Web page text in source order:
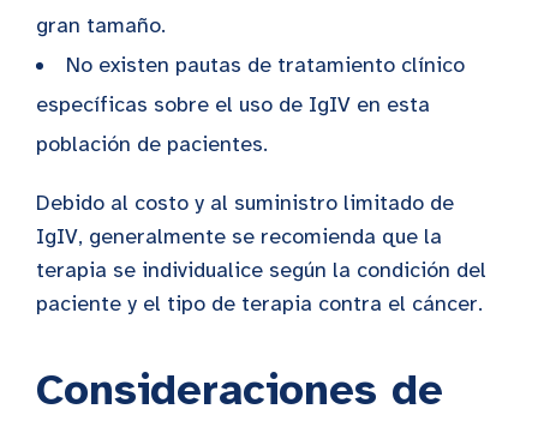
gran tamaño.
No existen pautas de tratamiento clínico
específicas sobre el uso de IgIV en esta
población de pacientes.
Debido al costo y al suministro limitado de
IgIV, generalmente se recomienda que la
terapia se individualice según la condición del
paciente y el tipo de terapia contra el cáncer.
Consideraciones de